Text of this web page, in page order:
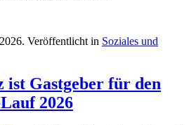
. Veröffentlicht in Soziales und
ist Gastgeber für den
2026